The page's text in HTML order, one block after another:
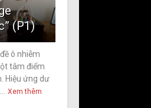
(P1)
ô nhiễm
tâm điểm
Hiệu ứng dư
Xem thêm